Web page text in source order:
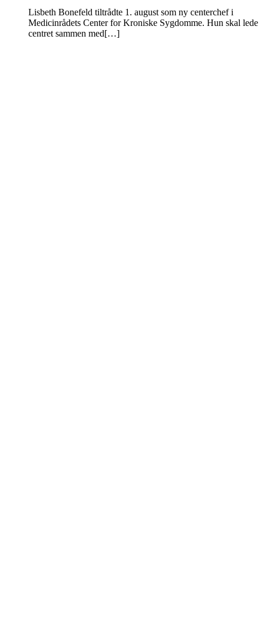
Lisbeth Bonefeld tiltrådte 1. august som ny centerchef i
Medicinrådets Center for Kroniske Sygdomme. Hun skal lede
centret sammen med[…]